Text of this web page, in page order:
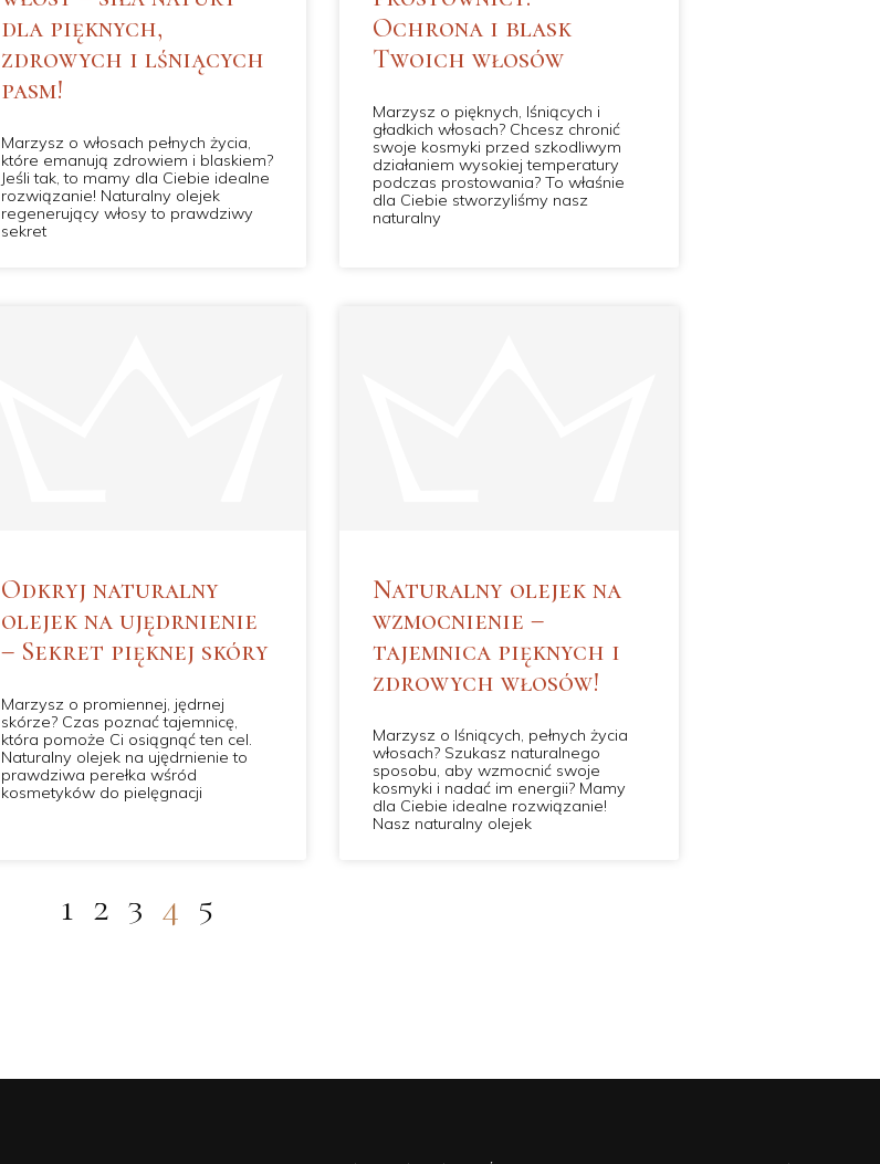
dla pięknych,
zdrowych i lśniących
pasm!
Marzysz o włosach pełnych życia,
które emanują zdrowiem i blaskiem?
Jeśli tak, to mamy dla Ciebie idealne
rozwiązanie! Naturalny olejek
regenerujący włosy to prawdziwy
sekret
Ochrona i blask
Twoich włosów
Marzysz o pięknych, lśniących i
gładkich włosach? Chcesz chronić
swoje kosmyki przed szkodliwym
działaniem wysokiej temperatury
podczas prostowania? To właśnie
dla Ciebie stworzyliśmy nasz
naturalny
Odkryj naturalny
olejek na ujędrnienie
– Sekret pięknej skóry
Marzysz o promiennej, jędrnej
skórze? Czas poznać tajemnicę,
która pomoże Ci osiągnąć ten cel.
Naturalny olejek na ujędrnienie to
prawdziwa perełka wśród
kosmetyków do pielęgnacji
Naturalny olejek na
wzmocnienie –
tajemnica pięknych i
zdrowych włosów!
Marzysz o lśniących, pełnych życia
włosach? Szukasz naturalnego
sposobu, aby wzmocnić swoje
kosmyki i nadać im energii? Mamy
dla Ciebie idealne rozwiązanie!
Nasz naturalny olejek
1 2 3 4 5